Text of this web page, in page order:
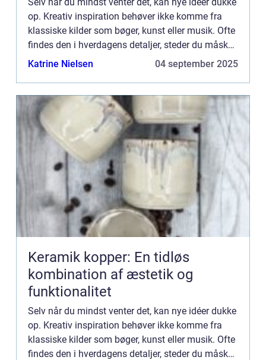
op. Kreativ inspiration behøver ikke komme fra
klassiske kilder som bøger, kunst eller musik. Ofte
findes den i hverdagens detaljer, steder du måske
overser, eller si...
Katrine Nielsen 04 september 2025
Keramik kopper: En tidløs
kombination af æstetik og
funktionalitet
Selv når du mindst venter det, kan nye idéer dukke
op. Kreativ inspiration behøver ikke komme fra
klassiske kilder som bøger, kunst eller musik. Ofte
findes den i hverdagens detaljer, steder du måske